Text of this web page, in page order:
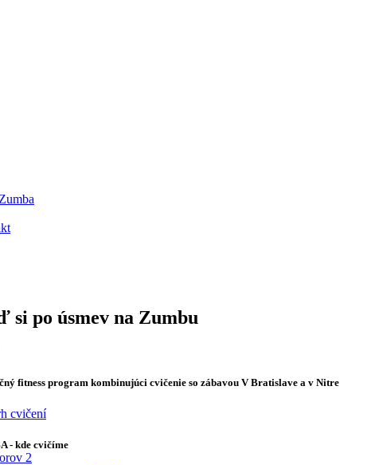
2
si po úsmev na Zumbu
fitness program kombinujúci cvičenie so zábavou V Bratislave a v Nitre
cvičení
- kde cvičíme